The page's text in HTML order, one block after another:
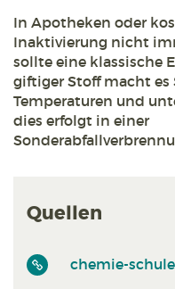
In Apotheken oder
Inaktivierung nicht
sollte eine klassische
giftiger Stoff macht es
Temperaturen und
dies erfolgt in einer
Quellen
chemie-